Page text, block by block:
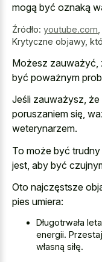
mogą być oznaką
Źródło: youtube.com,
Krytyczne objawy,
Możesz zauważyć,
być poważnym
Jeśli zauważysz,
poruszaniem się,
weterynarzem.
To może być
jest, aby być
Oto najczęstsze
pies umiera:
Długotrwała
energii.
własną siłę.